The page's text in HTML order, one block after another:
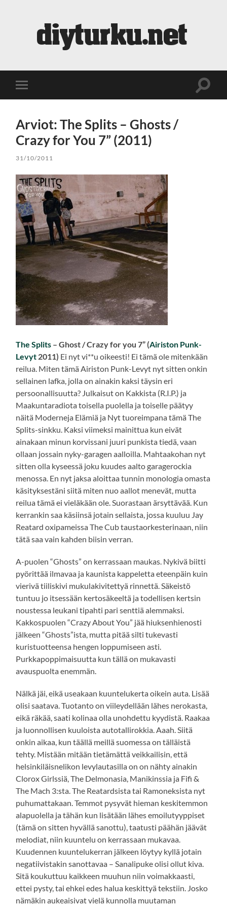
Toggle
mobile
Toggle
Arviot: The Splits – Ghosts /
Crazy for You 7” (2011)
31/10/2011
The Splits – Ghost / Crazy for you 7” (Airiston Punk-
Levyt 2011) Ei nyt vi**u oikeesti! Ei tämä ole mitenkään
reilua. Miten tämä Airiston Punk-Levyt nyt sitten onkin
sellainen lafka, jolla on ainakin kaksi täysin eri
persoonallisuutta? Julkaisut on Kakkista (R.I.P.) ja
Maakuntaradiota toisella puolella ja toiselle päätyy
näitä Moderneja Elämiä ja Nyt tuoreimpana tämä The
Splits-sinkku. Kaksi viimeksi mainittua kun eivät
ainakaan minun korvissani juuri punkista tiedä, vaan
ollaan jossain nyky-garagen aalloilla. Mahtaakohan nyt
sitten olla kyseessä joku kuudes aalto garagerockia
menossa. En nyt jaksa aloittaa tunnin monologia omasta
käsityksestäni siitä miten nuo aallot menevät, mutta
reilua tämä ei vieläkään ole. Suorastaan ärsyttävää. Kun
kerrankin saa käsiinsä jotain sellaista, jossa kuuluu Jay
Reatard oxipameissa The Cub taustaorkesterinaan, niin
tätä saa vain kahden biisin verran.
A-puolen “Ghosts” on kerrassaan maukas. Nykivä biitti
pyörittää ilmavaa ja kaunista kappeletta eteenpäin kuin
vierivä tiiliskivi mukulakivitettyä rinnettä. Säkeistö
tuntuu jo itsessään kertosäkeeltä ja todellisen kertsin
noustessa leukani tipahti pari senttiä alemmaksi.
Kakkospuolen “Crazy About You” jää hiuksenhienosti
jälkeen “Ghosts”ista, mutta pitää silti tukevasti
kuristuotteensa hengen loppumiseen asti.
Purkkapoppimaisuutta kun tällä on mukavasti
avauspuolta enemmän.
Nälkä jäi, eikä useakaan kuuntelukerta oikein auta. Lisää
olisi saatava. Tuotanto on viileydellään lähes nerokasta,
eikä räkää, saati kolinaa olla unohdettu kyydistä. Raakaa
ja luonnollisen kuuloista autotallirokkia. Aaah. Siitä
onkin aikaa, kun täällä meillä suomessa on tälläistä
tehty. Mistään mitään tietämättä veikkailisin, että
helsinkiläisnelikon levylautasilla on on nähty ainakin
Clorox Girlssiä, The Delmonasia, Manikinssia ja Fifi &
The Mach 3:sta. The Reatardsista tai Ramoneksista nyt
puhumattakaan. Temmot pysyvät hieman keskitemmon
alapuolella ja tähän kun lisätään lähes emoilutyyppiset
(tämä on sitten hyvällä sanottu), taatusti päähän jäävät
melodiat, niin kuuntelu on kerrassaan mukavaa.
Kuudennen kuuntelukerran jälkeen löytyy kyllä jotain
negatiivistakin sanottavaa – Sanalipuke olisi ollut kiva.
Sitä koukuttuu kaikkeen muuhun niin voimakkaasti,
ettei pysty, tai ehkei edes halua keskittyä tekstiin. Josko
nämäkin aukeaisivat vielä kunnolla muutaman